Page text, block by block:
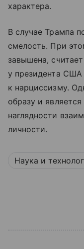
характера.
В случае Трампа
смелость. При
завышена,
у президента США
к нарциссизму.
образу и
наглядности
личности.
Наука и